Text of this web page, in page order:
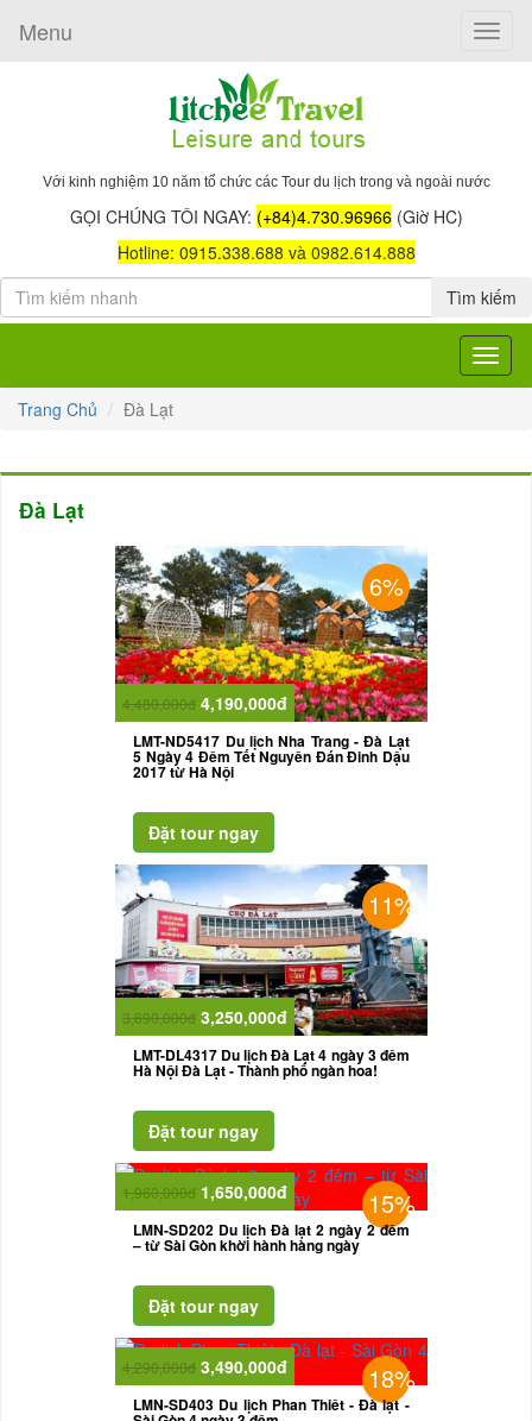
Toggle
Menu
Với kinh nghiệm 10 năm tổ chức các Tour du lịch trong và ngoài nước
GỌI CHÚNG TÔI NGAY: (+84)4.730.96966 (Giờ HC)
Hotline: 0915.338.688 và 0982.614.888
Tìm kiếm
Toggle
Trang Chủ Đà Lạt
Đà Lạt
6%
4,480,000đ 4,190,000đ
LMT-ND5417 Du lịch Nha Trang - Đà Lạt
5 Ngày 4 Đêm Tết Nguyên Đán Đinh Dậu
2017 từ Hà Nội
11%
3,690,000đ 3,250,000đ
LMT-DL4317 Du lịch Đà Lạt 4 ngày 3 đêm
Hà Nội Đà Lạt - Thành phố ngàn hoa!
15%
1,960,000đ 1,650,000đ
LMN-SD202 Du lịch Đà lạt 2 ngày 2 đêm
– từ Sài Gòn khời hành hàng ngày
18%
4,290,000đ 3,490,000đ
LMN-SD403 Du lịch Phan Thiêt - Đà lạt -